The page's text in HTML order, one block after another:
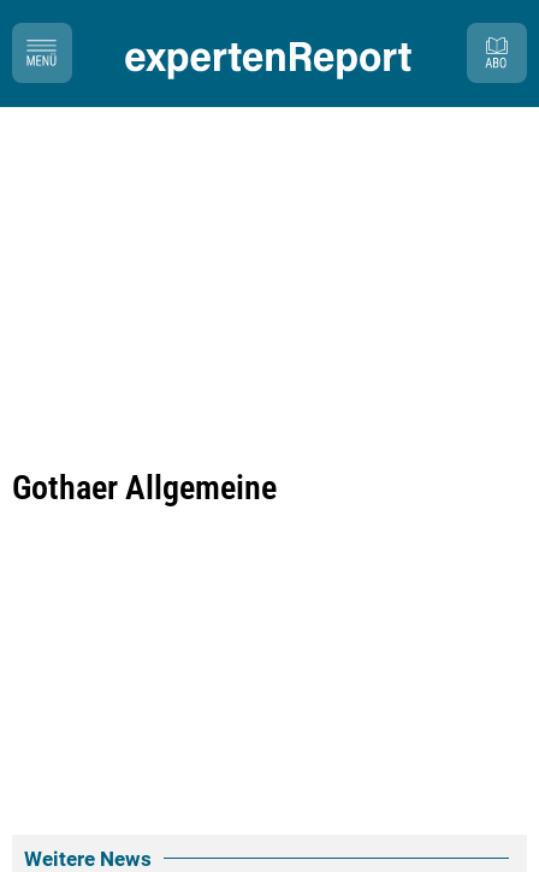
Gothaer Allgemeine
Weitere News